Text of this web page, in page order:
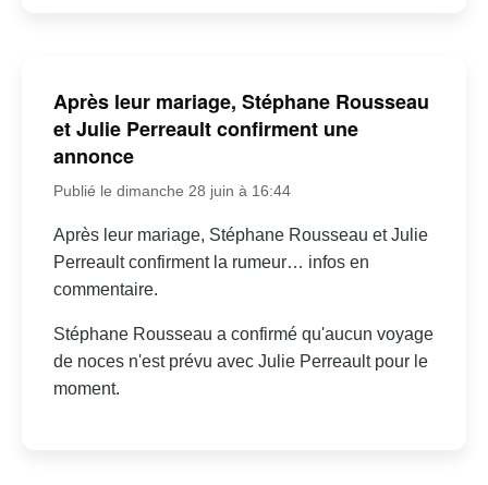
Après leur mariage, Stéphane Rousseau
et Julie Perreault confirment une
annonce
Publié le dimanche 28 juin à 16:44
Après leur mariage, Stéphane Rousseau et Julie
Perreault confirment la rumeur… infos en
commentaire.
Stéphane Rousseau a confirmé qu'aucun voyage
de noces n'est prévu avec Julie Perreault pour le
moment.